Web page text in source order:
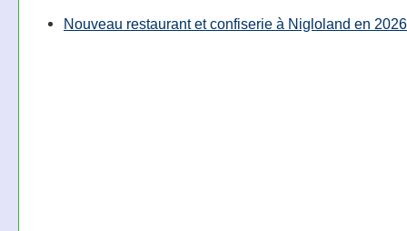
Nouveau restaurant et confiserie à Nigloland en 2026